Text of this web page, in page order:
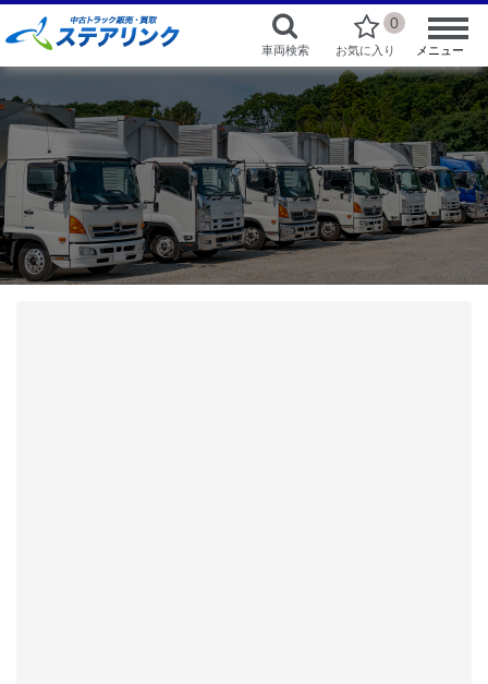
車両検索
0
お気に入り メニュー